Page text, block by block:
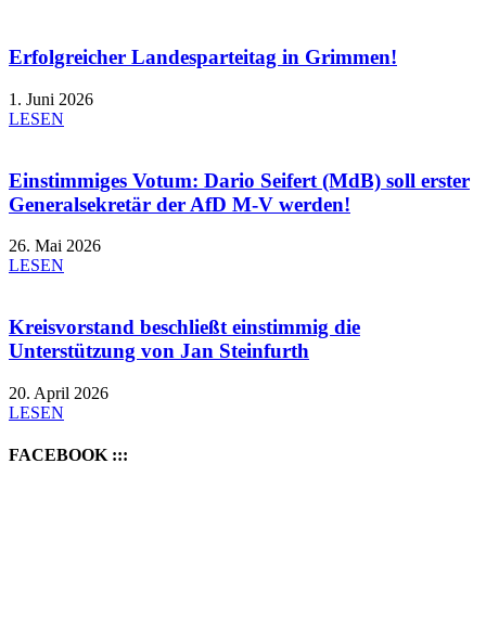
Erfolgreicher Landesparteitag in Grimmen!
1. Juni 2026
LESEN
Einstimmiges Votum: Dario Seifert (MdB) soll erster
Generalsekretär der AfD M-V werden!
26. Mai 2026
LESEN
Kreisvorstand beschließt einstimmig die
Unterstützung von Jan Steinfurth
20. April 2026
LESEN
FACEBOOK :::